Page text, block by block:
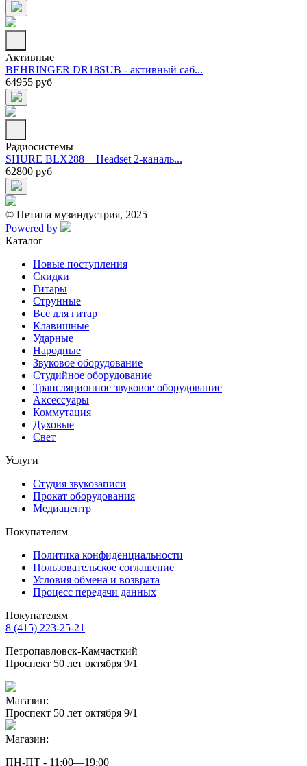
Активные
BEHRINGER DR18SUB - активный саб...
64955 руб
Радиосистемы
SHURE BLX288 + Headset 2-каналь...
62800 руб
© Петипа музиндустрия, 2025
Powered by
Каталог
Новые поступления
Скидки
Гитары
Струнные
Все для гитар
Клавишные
Ударные
Народные
Звуковое оборудование
Студийное оборудование
Трансляционное звуковое оборудование
Аксессуары
Коммутация
Духовые
Свет
Услуги
Студия звукозаписи
Прокат оборудования
Медиацентр
Покупателям
Политика конфиденциальности
Пользовательское соглашение
Условия обмена и возврата
Процесс передачи данных
Покупателям
8 (415) 223-25-21
Петропавловск-Камчасткий
Проспект 50 лет октября 9/1
Магазин:
Проспект 50 лет октября 9/1
Магазин:
ПН-ПТ - 11:00—19:00